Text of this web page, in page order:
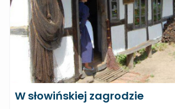
W słowińskiej zagrodzie